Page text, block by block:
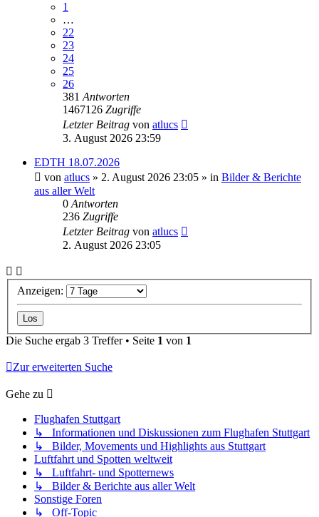
1
…
22
23
24
25
26
381 Antworten
1467126 Zugriffe
Letzter Beitrag von atlucs
3. August 2026 23:59
EDTH 18.07.2026
von atlucs » 2. August 2026 23:05 » in Bilder & Berichte
aus aller Welt
0 Antworten
236 Zugriffe
Letzter Beitrag von atlucs
2. August 2026 23:05
Anzeigen:
Die Suche ergab 3 Treffer • Seite 1 von 1
Zur erweiterten Suche
Gehe zu
Flughafen Stuttgart
↳ Informationen und Diskussionen zum Flughafen Stuttgart
↳ Bilder, Movements und Highlights aus Stuttgart
Luftfahrt und Spotten weltweit
↳ Luftfahrt- und Spotternews
↳ Bilder & Berichte aus aller Welt
Sonstige Foren
↳ Off-Topic